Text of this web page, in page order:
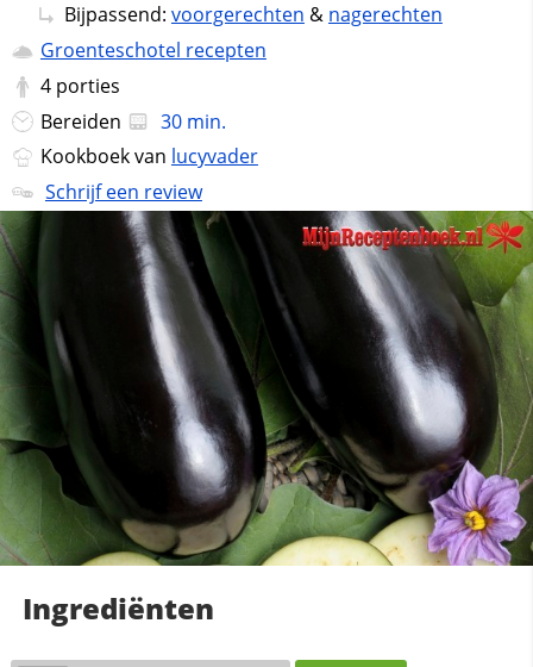
Bijpassend: voorgerechten & nagerechten
Groenteschotel recepten
4 porties
Bereiden
30 min.
Kookboek van lucyvader
Schrijf een review
Ingrediënten